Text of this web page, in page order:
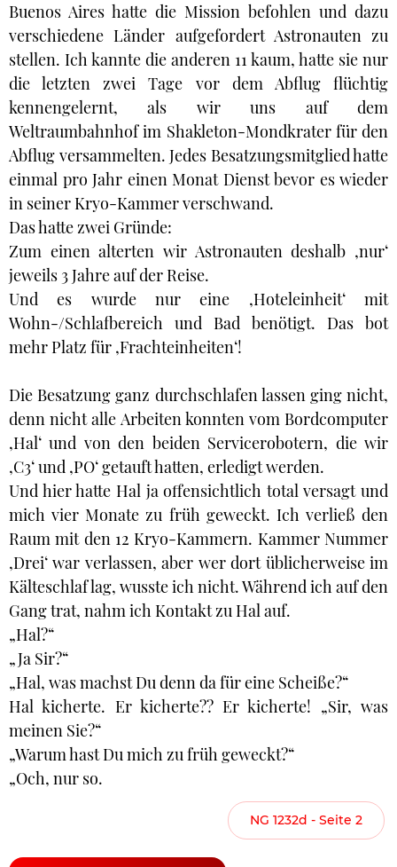
Buenos Aires hatte die Mission befohlen und dazu
verschiedene Länder aufgefordert Astronauten zu
stellen. Ich kannte die anderen 11 kaum, hatte sie nur
die letzten zwei Tage vor dem Abflug flüchtig
kennengelernt, als wir uns auf dem
Weltraumbahnhof im Shakleton-Mondkrater für den
Abflug versammelten. Jedes Besatzungsmitglied hatte
einmal pro Jahr einen Monat Dienst bevor es wieder
in seiner Kryo-Kammer verschwand.
Das hatte zwei Gründe:
Zum einen alterten wir Astronauten deshalb ‚nur‘
jeweils 3 Jahre auf der Reise.
Und es wurde nur eine ‚Hoteleinheit‘ mit
Wohn-/Schlafbereich und Bad benötigt. Das bot
mehr Platz für ‚Frachteinheiten‘!
Die Besatzung ganz durchschlafen lassen ging nicht,
denn nicht alle Arbeiten konnten vom Bordcomputer
‚Hal‘ und von den beiden Servicerobotern, die wir
‚C3‘ und ‚PO‘ getauft hatten, erledigt werden.
Und hier hatte Hal ja offensichtlich total versagt und
mich vier Monate zu früh geweckt. Ich verließ den
Raum mit den 12 Kryo-Kammern. Kammer Nummer
‚Drei‘ war verlassen, aber wer dort üblicherweise im
Kälteschlaf lag, wusste ich nicht. Während ich auf den
Gang trat, nahm ich Kontakt zu Hal auf.
„Hal?“
„Ja Sir?“
„Hal, was machst Du denn da für eine Scheiße?“
Hal kicherte. Er kicherte?? Er kicherte! „Sir, was
meinen Sie?“
„Warum hast Du mich zu früh geweckt?“
„Och, nur so.
NG 1232d - Seite 2